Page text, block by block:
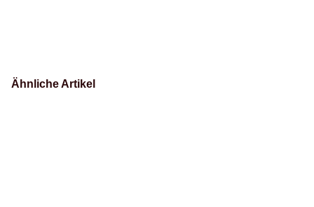
Ähnliche Artikel